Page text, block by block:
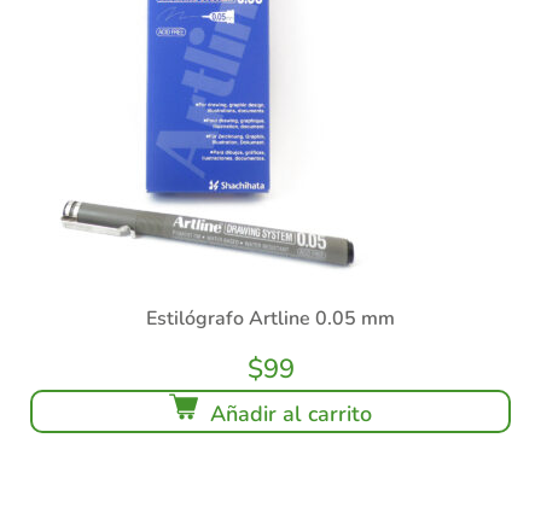
Estilógrafo Artline 0.05 mm
$99
Añadir al carrito